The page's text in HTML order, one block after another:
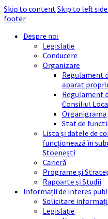
Skip to contentSkip to left
footer
Despre noi
Legislație
Conducere
Organizare
Regulament
aparat
Regulament
Consiliul
Organigrama
Stat de
Lista și datele de
funcționează în
Stoenești
Carieră
Programe și
Rapoarte și Studii
Informații de interes
Solicitare
Legislație